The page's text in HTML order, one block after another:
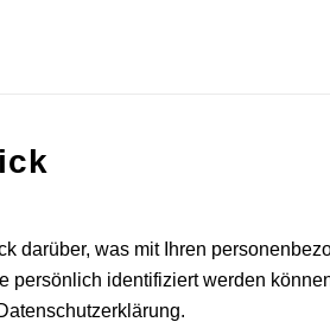
darüber, was mit Ihren
identifiziert werden